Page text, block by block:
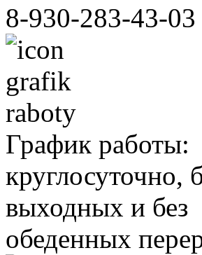
8-930-283-43-03
График работы:
круглосуточно,
выходных и без
обеденных